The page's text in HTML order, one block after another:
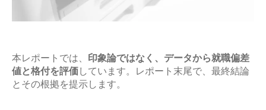
や
ば
本レポートでは、 印象論ではなく、データから就職偏差
値と格付を評価しています。レポート末尾で、最終結論
とその根拠を提示します。